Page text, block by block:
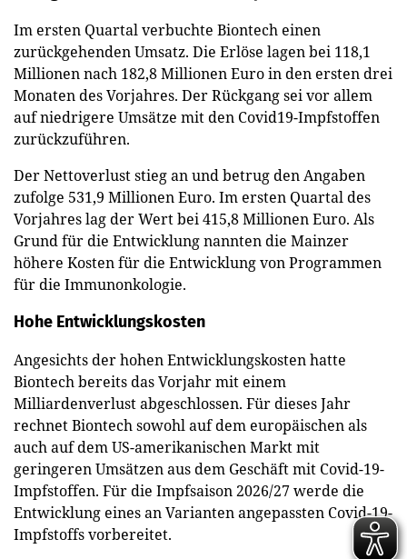
Im ersten Quartal verbuchte Biontech einen
zurückgehenden Umsatz. Die Erlöse lagen bei 118,1
Millionen nach 182,8 Millionen Euro in den ersten drei
Monaten des Vorjahres. Der Rückgang sei vor allem
auf niedrigere Umsätze mit den Covid19-Impfstoffen
zurückzuführen.
Der Nettoverlust stieg an und betrug den Angaben
zufolge 531,9 Millionen Euro. Im ersten Quartal des
Vorjahres lag der Wert bei 415,8 Millionen Euro. Als
Grund für die Entwicklung nannten die Mainzer
höhere Kosten für die Entwicklung von Programmen
für die Immunonkologie.
Hohe Entwicklungskosten
Angesichts der hohen Entwicklungskosten hatte
Biontech bereits das Vorjahr mit einem
Milliardenverlust abgeschlossen. Für dieses Jahr
rechnet Biontech sowohl auf dem europäischen als
auch auf dem US-amerikanischen Markt mit
geringeren Umsätzen aus dem Geschäft mit Covid-19-
Impfstoffen. Für die Impfsaison 2026/27 werde die
Entwicklung eines an Varianten angepassten Covid-19-
Impfstoffs vorbereitet.